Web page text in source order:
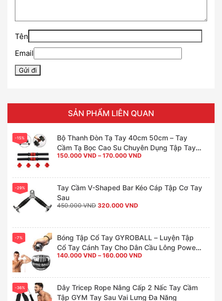
Tên
Email
SẢN PHẨM LIÊN QUAN
-15%
Bộ Thanh Đòn Tạ Tay 40cm 50cm – Tay
Cầm Tạ Bọc Cao Su Chuyên Dụng Tập Tay
Đa Năng Tại Nhà
150.000 VND – 170.000 VND
đến
170.000 VND
-29%
Tay Cầm V-Shaped Bar Kéo Cáp Tập Cơ Tay
Sau
450.000VND Giá
gốc
320.000 VND
320.000 VND.
-7%
Bóng Tập Cổ Tay GYROBALL – Luyện Tập
Cổ Tay Cánh Tay Cho Dân Cầu Lông Power
Ball
140.000 VND – 160.000 VND
đến
160.000 VND
-36%
Dây Tricep Rope Nâng Cấp 2 Nấc Tay Cầm
Tập GYM Tay Sau Vai Lưng Đa Năng